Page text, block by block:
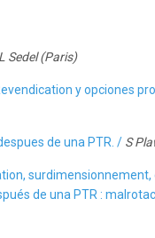
L Sedel (Paris)
y opciones
de una PTR. / S
de una PTR :